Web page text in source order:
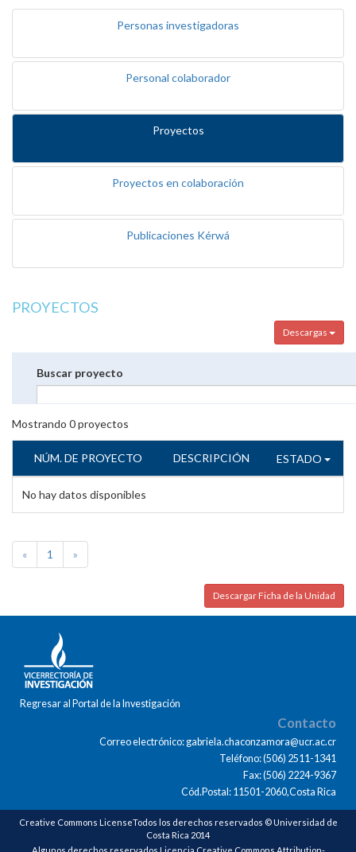
Personas investigadoras
Personal colaborador
Proyectos
Proyectos en colaboración
Publicaciones Kérwá
PROYECTOS
Descargas
Buscar proyecto
Mostrando 0proyectos
NÚM. DE PROYECTO DESCRIPCIÓN ESTADO
No hay datos disponibles
« 1 »
Descargar Ficha de la Unidad
Regresar al Portal de la Investigación
Contacto
Correo electrónico: gabriela.chaconzamora@ucr.ac.cr
Teléfono: (506) 2511-1341
Fax: (506) 2224-9367
Cód.Postal: 11501-2060,Costa Rica
Creative Commons LicenseTodos los derechos reservados © Universidad de
Costa Rica 2014